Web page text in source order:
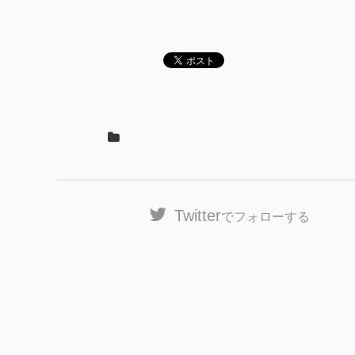
Twitterでフォローする